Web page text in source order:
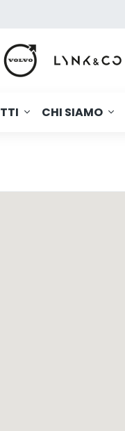
CHI SIAMO